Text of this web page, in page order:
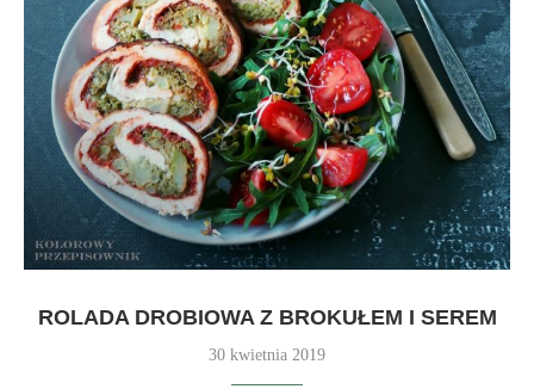
ROLADA DROBIOWA Z BROKUŁEM I SEREM
30 kwietnia 2019